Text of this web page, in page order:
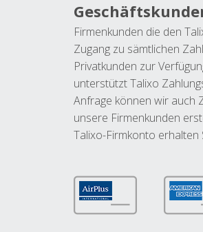
Firmenkunden die den
Zugang zu sämtlichen
Privatkunden zur
unterstützt Talixo
Anfrage können wir auch
unsere Firmenkunden
Talixo-Firmkonto erhalten